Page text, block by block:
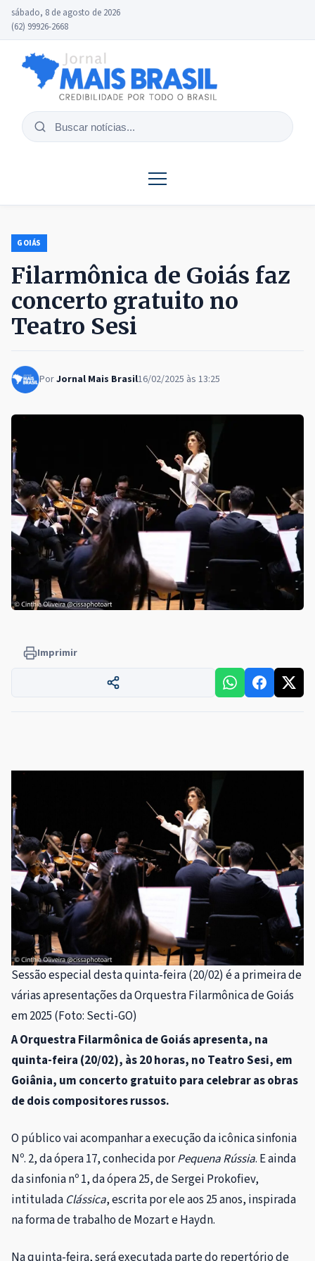
sábado, 8 de agosto de 2026
(62) 99926-2668
Buscar
GOIÁS
Filarmônica de Goiás faz
concerto gratuito no
Teatro Sesi
PorJornal Mais Brasil16/02/2025 às 13:25
Imprimir
Sessão especial desta quinta-feira (20/02) é a primeira de
várias apresentações da Orquestra Filarmônica de Goiás
em 2025 (Foto: Secti-GO)
A Orquestra Filarmônica de Goiás apresenta, na
quinta-feira (20/02), às 20 horas, no Teatro Sesi, em
Goiânia, um concerto gratuito para celebrar as obras
de dois compositores russos.
O público vai acompanhar a execução da icônica sinfonia
Nº. 2, da ópera 17, conhecida porPequena Rússia. E ainda
da sinfonia nº 1, da ópera 25, de Sergei Prokofiev,
intitulada Clássica, escrita por ele aos 25 anos, inspirada
na forma de trabalho de Mozart e Haydn.
Na quinta-feira, será executada parte do repertório de